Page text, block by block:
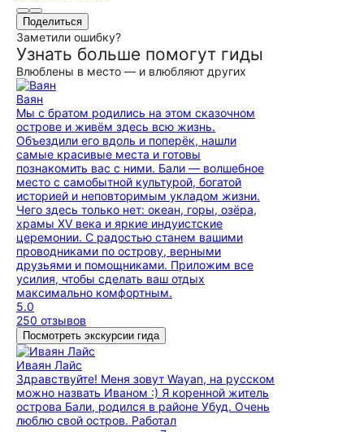
Поделиться
Заметили ошибку?
Узнать больше помогут гиды
Влюблены в место — и влюбляют других
Ваян
Мы с братом родились на этом сказочном
острове и живём здесь всю жизнь.
Объездили его вдоль и поперёк, нашли
самые красивые места и готовы
познакомить вас с ними. Бали — волшебное
место с самобытной культурой, богатой
историей и неповторимым укладом жизни.
Чего здесь только нет: океан, горы, озёра,
храмы XV века и яркие индуистские
церемонии. С радостью станем вашими
проводниками по острову, верными
друзьями и помощниками. Приложим все
усилия, чтобы сделать ваш отдых
максимально комфортным.
5.0
250 отзывов
Посмотреть экскурсии гида
Иваян Лайс
Здравствуйте! Меня зовут Wayan, на русском
можно назвать Иваном :) Я коренной житель
острова Бали, родился в районе Убуд. Очень
люблю свой остров. Работал